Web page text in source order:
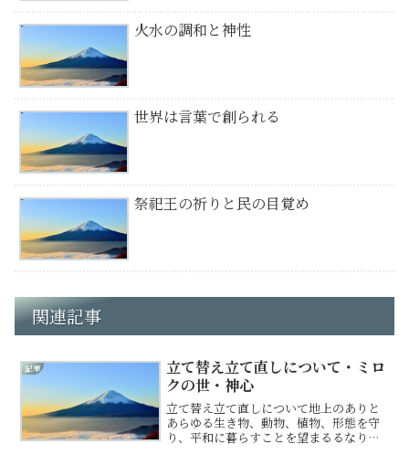
火水の調和と神性
世界は言葉で創られる
祭祀王の祈りと民の目覚め
関連記事
記事
立て替え立て直しについて・ミロ
クの世・神心
立て替え立て直しについて地上のありと
あらゆる生き物、動物、植物、形態を守
り、平和に暮らすことを望まるるなり。